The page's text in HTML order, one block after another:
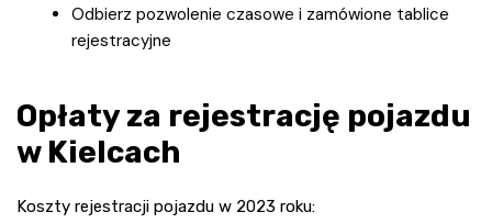
Odbierz pozwolenie czasowe i zamówione tablice
rejestracyjne
Opłaty za rejestrację pojazdu
w Kielcach
Koszty rejestracji pojazdu w 2023 roku: